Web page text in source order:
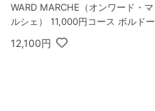
WARD MARCHE（オンワード・マ
ルシェ） 11,000円コース ボルドー
12,100円